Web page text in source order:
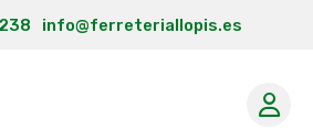
info@ferreteriallopis.es